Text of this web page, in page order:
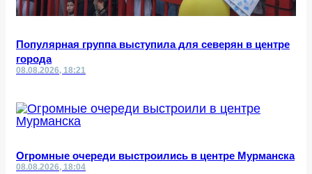
Популярная группа выступила для северян в центре
города
08.08.2026, 18:21
Огромные очереди выстроились в центре Мурманска
08.08.2026, 18:04